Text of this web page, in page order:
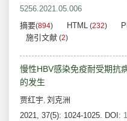
5256.2021.05.006
摘要(894) HTML (232)
施引文献 (2)
慢性HBV感染免疫耐受期抗
的发生
贾红宇, 刘克洲
2021, 37(5): 1024-1025. DOI: